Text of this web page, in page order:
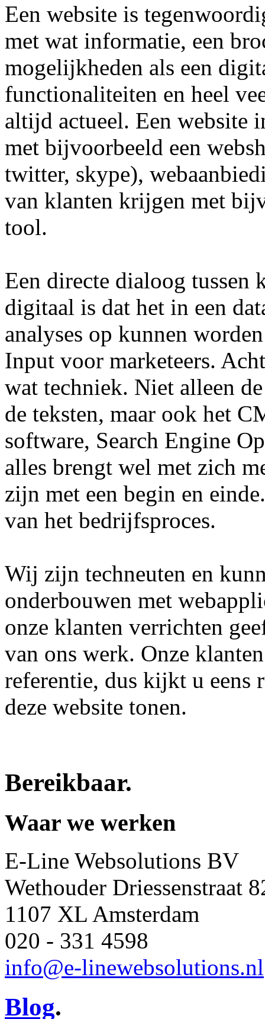
Een website is
met wat informatie, een
mogelijkheden als een
functionaliteiten en heel
altijd actueel. Een website
met bijvoorbeeld een
twitter, skype),
van klanten krijgen met
tool.
Een directe dialoog tussen
digitaal is dat het in een
analyses op kunnen
Input voor marketeers.
wat techniek. Niet alleen
de teksten, maar ook het
software, Search Engine
alles brengt wel met zich
zijn met een begin en
van het bedrijfsproces.
Wij zijn techneuten en
onderbouwen met
onze klanten verrichten
van ons werk. Onze
referentie, dus kijkt u eens
deze website tonen.
Bereikbaar.
Waar we werken
E-Line Websolutions BV
Wethouder Driessenstraat
1107 XL Amsterdam
020 - 331 4598
info@e-linewebsolutions.nl
Blog.